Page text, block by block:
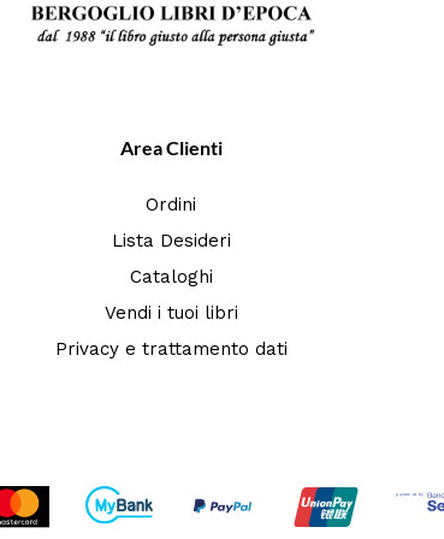
Area Clienti
Ordini
Lista Desideri
Cataloghi
Vendi i tuoi libri
Privacy e trattamento dati